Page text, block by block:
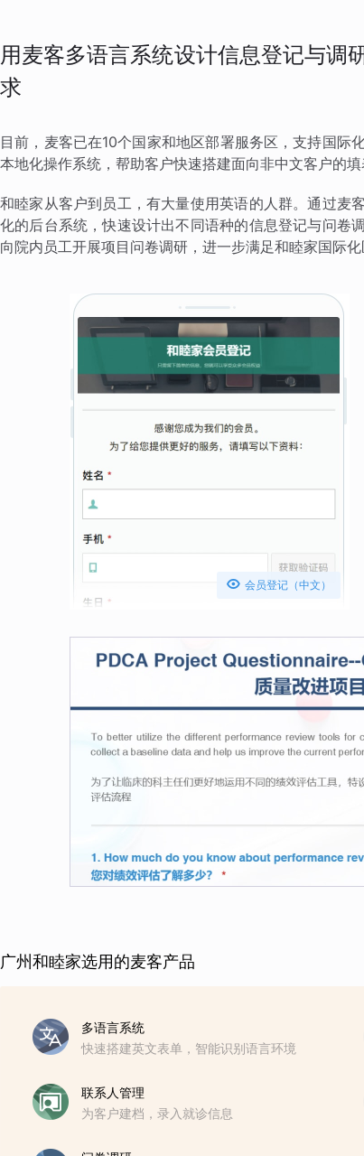
用麦客多语言系统设计信息登记与调
求
目前，麦客已在10个国家和地区部署服务区，支持国际
本地化操作系统，帮助客户快速搭建面向非中文客户的填
和睦家从客户到员工，有大量使用英语的人群。通过麦
化的后台系统，快速设计出不同语种的信息登记与问卷
向院内员工开展项目问卷调研，进一步满足和睦家国际化
 会员登记（中文）
广州和睦家选用的麦客产品
多语言系统
快速搭建英文表单，智能识别语言环境
联系人管理
为客户建档，录入就诊信息